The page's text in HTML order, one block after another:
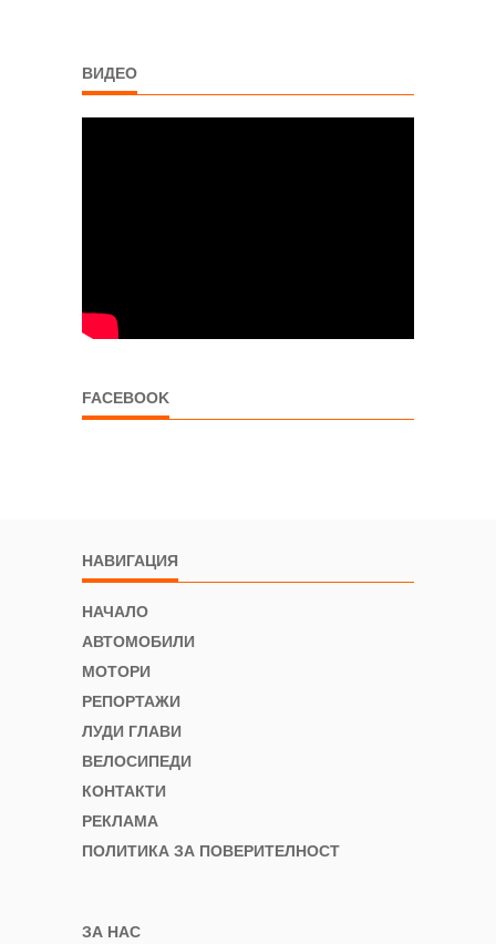
ВИДЕО
FACEBOOK
НАВИГАЦИЯ
НАЧАЛО
АВТОМОБИЛИ
МОТОРИ
РЕПОРТАЖИ
ЛУДИ ГЛАВИ
ВЕЛОСИПЕДИ
КОНТАКТИ
РЕКЛАМА
ПОЛИТИКА ЗА ПОВЕРИТЕЛНОСТ
ЗА НАС